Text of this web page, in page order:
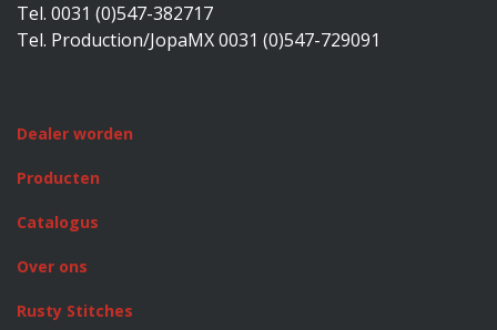
Tel. 0031 (0)547-382717
Tel. Production/JopaMX 0031 (0)547-729091
Dealer worden
Producten
Catalogus
Over ons
Rusty Stitches